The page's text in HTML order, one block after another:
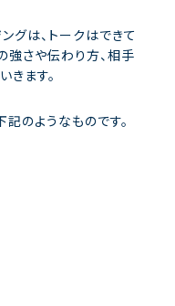
グは、トークはできて
強さや伝わり方、相手
ます。
のようなものです。